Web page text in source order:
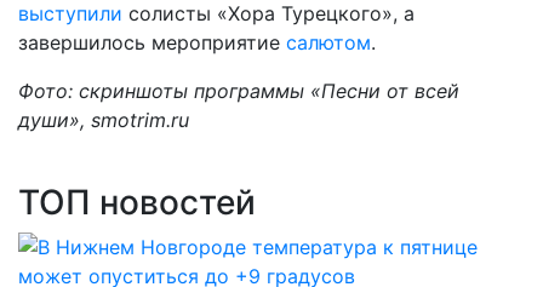
выступили солисты «Хора Турецкого», а
завершилось мероприятие салютом.
Фото: скриншоты программы «Песни от всей
души», smotrim.ru
ТОП новостей